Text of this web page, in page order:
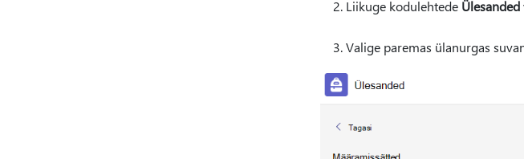
Liikuge kodulehtede Ülesanded
Valige paremas ülanurgas